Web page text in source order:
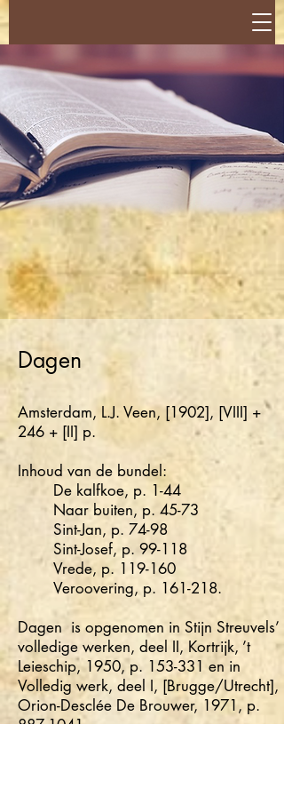
Dagen​
Amsterdam, L.J. Veen, [1902], [VIII] +
246 + [II] p.
Inhoud van de bundel:
De kalfkoe, p. 1-44
Naar buiten, p. 45-73
Sint-Jan, p. 74-98
Sint-Josef, p. 99-118
Vrede, p. 119-160
Veroovering, p. 161-218.
Dagen is opgenomen in Stijn Streuvels’
volledige werken, deel II, Kortrijk, ’t
Leieschip, 1950, p. 153-331 en in
Volledig werk, deel I, [Brugge/Utrecht],
Orion-Desclée De Brouwer, 1971, p.
887-1041.